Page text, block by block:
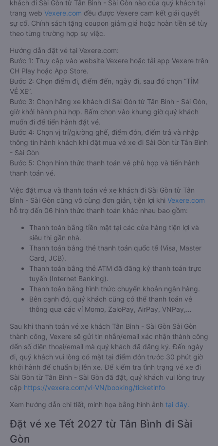
khách đi Sài Gòn từ Tân Bình - Sài Gòn nào của quý khách tại
trang web Vexere.com đều được Vexere cam kết giải quyết
sự cố. Chính sách tặng coupon giảm giá hoặc hoàn tiền sẽ tùy
theo từng trường hợp sự việc.
Hướng dẫn đặt vé tại Vexere.com:
Bước 1: Truy cập vào website Vexere hoặc tải app Vexere trên
CH Play hoặc App Store.
Bước 2: Chọn điểm đi, điểm đến, ngày đi, sau đó chọn “TÌM
VÉ XE”.
Bước 3: Chọn hãng xe khách đi Sài Gòn từ Tân Bình - Sài Gòn,
giờ khởi hành phù hợp. Bấm chọn vào khung giờ quý khách
muốn đi để tiến hành đặt vé.
Bước 4: Chọn vị trí/giường ghế, điểm đón, điểm trả và nhập
thông tin hành khách khi đặt mua vé xe đi Sài Gòn từ Tân Bình
- Sài Gòn
Bước 5: Chọn hình thức thanh toán vé phù hợp và tiến hành
thanh toán vé.
Việc đặt mua và thanh toán vé xe khách đi Sài Gòn từ Tân
Bình - Sài Gòn cũng vô cùng đơn giản, tiện lợi khi Vexere.com
hỗ trợ đến 06 hình thức thanh toán khác nhau bao gồm:
Thanh toán bằng tiền mặt tại các cửa hàng tiện lợi và
siêu thị gần nhà.
Thanh toán bằng thẻ thanh toán quốc tế (Visa, Master
Card, JCB).
Thanh toán bằng thẻ ATM đã đăng ký thanh toán trực
tuyến (Internet Banking).
Thanh toán bằng hình thức chuyển khoản ngân hàng.
Bên cạnh đó, quý khách cũng có thể thanh toán vé
thông qua các ví Momo, ZaloPay, AirPay, VNPay,…
Sau khi thanh toán vé xe khách Tân Bình - Sài Gòn Sài Gòn
thành công, Vexere sẽ gửi tin nhắn/email xác nhận thành công
đến số điện thoại/email mà quý khách đã đăng ký. Đến ngày
đi, quý khách vui lòng có mặt tại điểm đón trước 30 phút giờ
khởi hành để chuẩn bị lên xe. Để kiểm tra tình trạng vé xe đi
Sài Gòn từ Tân Bình - Sài Gòn đã đặt, quý khách vui lòng truy
cập https://vexere.com/vi-VN/booking/ticketinfo
Xem hướng dẫn chi tiết, minh họa bằng hình ảnh tại đây.
Đặt vé xe Tết 2027 từ Tân Bình đi Sài
Gòn